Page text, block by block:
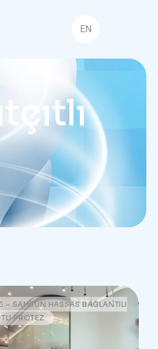
EN
- SAMSUN HASSAS BAĞLANTILI
PROTEZ